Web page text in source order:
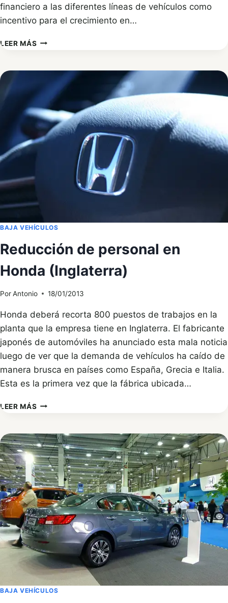
financiero a las diferentes líneas de vehículos como
incentivo para el crecimiento en…
LEER MÁS PLAN
MÁS
FONDOS
POR
PARTE
DEL
GOBIERNO
BAJA VEHÍCULOS
Reducción de personal en
Honda (Inglaterra)
PorAntonio 18/01/2013
Honda deberá recorta 800 puestos de trabajos en la
planta que la empresa tiene en Inglaterra. El fabricante
japonés de automóviles ha anunciado esta mala noticia
luego de ver que la demanda de vehículos ha caído de
manera brusca en países como España, Grecia e Italia.
Esta es la primera vez que la fábrica ubicada…
LEER MÁS REDUCCIÓN
EN
HONDA
(INGLATERRA)
BAJA VEHÍCULOS